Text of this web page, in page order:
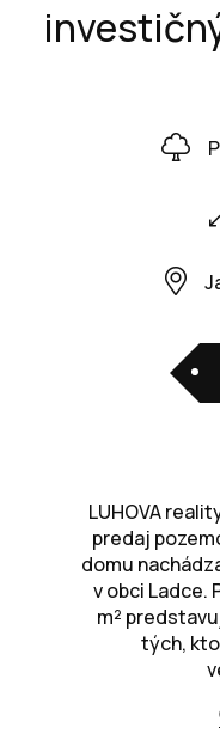
LUHOVA
predaj
domu
v obci Ladce.
m²
tých,